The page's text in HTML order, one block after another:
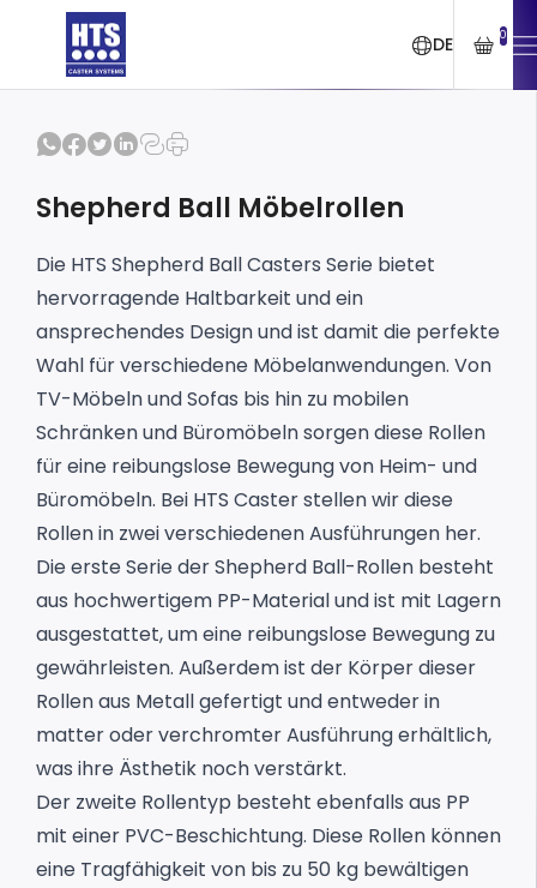
DE 0
Shepherd Ball Möbelrollen
Die HTS Shepherd Ball Casters Serie bietet
hervorragende Haltbarkeit und ein
ansprechendes Design und ist damit die perfekte
Wahl für verschiedene Möbelanwendungen. Von
TV-Möbeln und Sofas bis hin zu mobilen
Schränken und Büromöbeln sorgen diese Rollen
für eine reibungslose Bewegung von Heim- und
Büromöbeln. Bei HTS Caster stellen wir diese
Rollen in zwei verschiedenen Ausführungen her.
Die erste Serie der Shepherd Ball-Rollen besteht
aus hochwertigem PP-Material und ist mit Lagern
ausgestattet, um eine reibungslose Bewegung zu
gewährleisten. Außerdem ist der Körper dieser
Rollen aus Metall gefertigt und entweder in
matter oder verchromter Ausführung erhältlich,
was ihre Ästhetik noch verstärkt.
Der zweite Rollentyp besteht ebenfalls aus PP
mit einer PVC-Beschichtung. Diese Rollen können
eine Tragfähigkeit von bis zu 50 kg bewältigen